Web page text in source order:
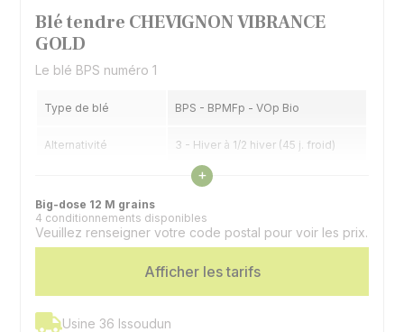
Blé tendre CHEVIGNON VIBRANCE
GOLD
Le blé BPS numéro 1
Type de blé BPS - BPMFp - VOp Bio
Alternativité 3 - Hiver à 1/2 hiver (45 j. froid)
6 - 1/2 tardif à 1/2 précoce
Voir les caractéristiques
+
Big-dose 12 M grains
4 conditionnements disponibles
Veuillez renseigner votre code postal pour voir les prix.
Afficher les tarifs
Usine 36 Issoudun